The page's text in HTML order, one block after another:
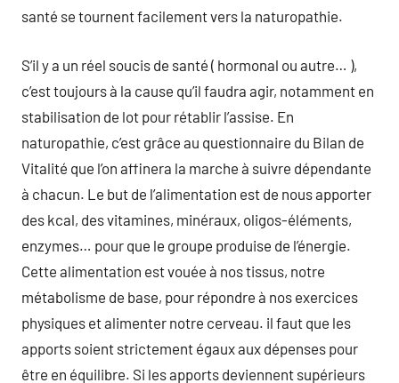
santé se tournent facilement vers la naturopathie.
S’il y a un réel soucis de santé ( hormonal ou autre… ),
c’est toujours à la cause qu’il faudra agir, notamment en
stabilisation de lot pour rétablir l’assise. En
naturopathie, c’est grâce au questionnaire du Bilan de
Vitalité que l’on affinera la marche à suivre dépendante
à chacun. Le but de l’alimentation est de nous apporter
des kcal, des vitamines, minéraux, oligos-éléments,
enzymes… pour que le groupe produise de l’énergie.
Cette alimentation est vouée à nos tissus, notre
métabolisme de base, pour répondre à nos exercices
physiques et alimenter notre cerveau. il faut que les
apports soient strictement égaux aux dépenses pour
être en équilibre. Si les apports deviennent supérieurs